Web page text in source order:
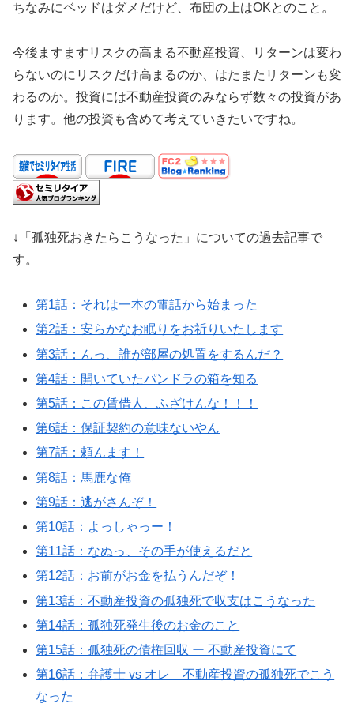
ちなみにベッドはダメだけど、布団の上はOKとのこと。
今後ますますリスクの高まる不動産投資、リターンは変わ
らないのにリスクだけ高まるのか、はたまたリターンも変
わるのか。投資には不動産投資のみならず数々の投資があ
ります。他の投資も含めて考えていきたいですね。
↓「孤独死おきたらこうなった」についての過去記事で
す。
第1話：それは一本の電話から始まった
第2話：安らかなお眠りをお祈りいたします
第3話：んっ、誰が部屋の処置をするんだ？
第4話：開いていたパンドラの箱を知る
第5話：この賃借人、ふざけんな！！！
第6話：保証契約の意味ないやん
第7話：頼んます！
第8話：馬鹿な俺
第9話：逃がさんぞ！
第10話：よっしゃっー！
第11話：なぬっ、その手が使えるだと
第12話：お前がお金を払うんだぞ！
第13話：不動産投資の孤独死で収支はこうなった
第14話：孤独死発生後のお金のこと
第15話：孤独死の債権回収 ー 不動産投資にて
第16話：弁護士 vs オレ 不動産投資の孤独死でこう
なった